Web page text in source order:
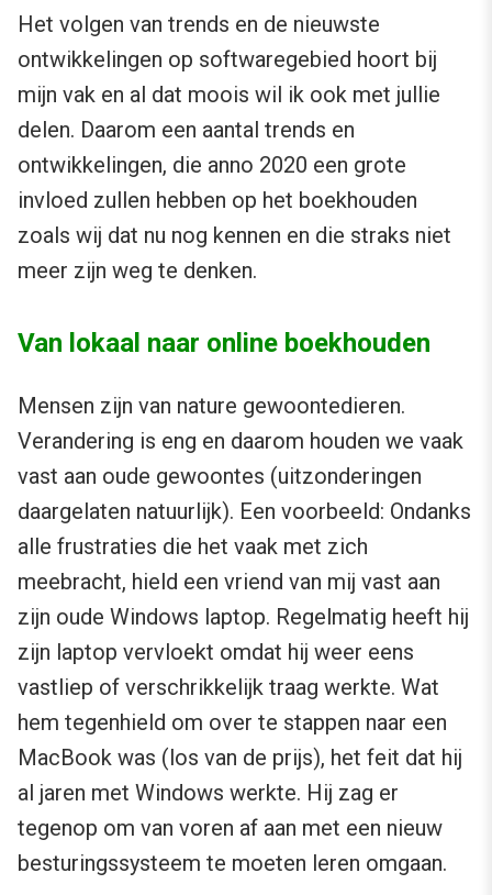
Het volgen van trends en de nieuwste
ontwikkelingen op softwaregebied hoort bij
mijn vak en al dat moois wil ik ook met jullie
delen. Daarom een aantal trends en
ontwikkelingen, die anno 2020 een grote
invloed zullen hebben op het boekhouden
zoals wij dat nu nog kennen en die straks niet
meer zijn weg te denken.
Van lokaal naar online boekhouden
Mensen zijn van nature gewoontedieren.
Verandering is eng en daarom houden we vaak
vast aan oude gewoontes (uitzonderingen
daargelaten natuurlijk). Een voorbeeld: Ondanks
alle frustraties die het vaak met zich
meebracht, hield een vriend van mij vast aan
zijn oude Windows laptop. Regelmatig heeft hij
zijn laptop vervloekt omdat hij weer eens
vastliep of verschrikkelijk traag werkte. Wat
hem tegenhield om over te stappen naar een
MacBook was (los van de prijs), het feit dat hij
al jaren met Windows werkte. Hij zag er
tegenop om van voren af aan met een nieuw
besturingssysteem te moeten leren omgaan.